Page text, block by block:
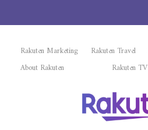
Rakuten Travel
Rakuten Marketing
Rakuten TV
About Rakuten